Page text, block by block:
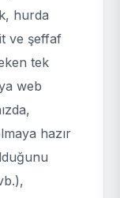
hurda
ve şeffaf
tek
web
hazır